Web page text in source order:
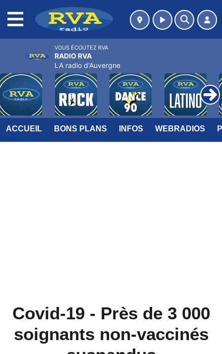
ACCUEIL BONS PLANS INFOS WEBRADIOS
Covid-19 - Près de 3 000
soignants non-vaccinés
VOUS ÉCOUTEZ RVA
RADIO RVA
LA radio d'Auvergne